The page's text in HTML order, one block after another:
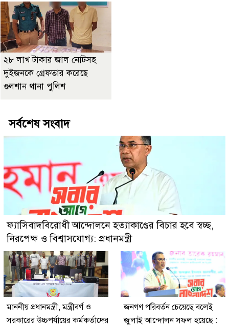
২৮ লাখ টাকার জাল নোটসহ
দুইজনকে গ্রেফতার করেছে
গুলশান থানা পুলিশ
সর্বশেষ সংবাদ
ফ্যাসিবাদবিরোধী আন্দোলনে হত্যাকাণ্ডের বিচার হবে স্বচ্ছ,
নিরপেক্ষ ও বিশ্বাসযোগ্য: প্রধানমন্ত্রী
মাননীয় প্রধানমন্ত্রী, মন্ত্রীবর্গ ও
সরকারের উচ্চপর্যায়ের কর্মকর্তাদের
জনগণ পরিবর্তন চেয়েছে বলেই
জুলাই আন্দোলন সফল হয়েছে :